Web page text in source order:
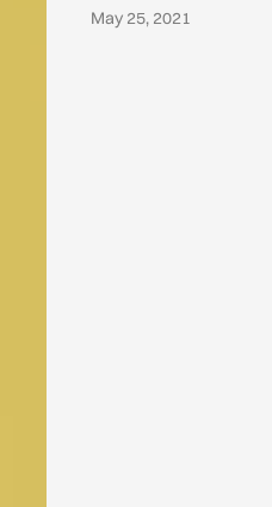
May 25, 2021